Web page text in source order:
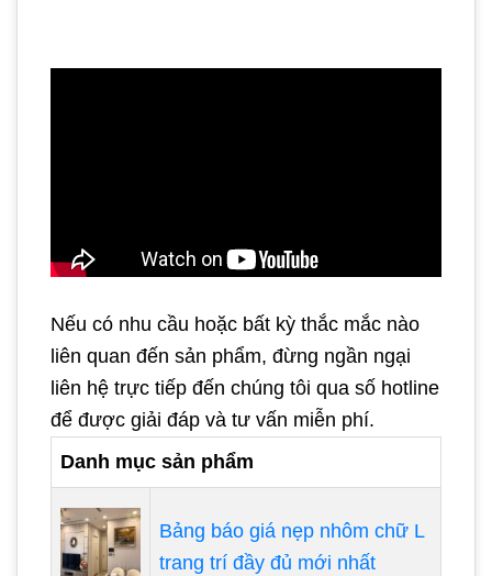
Nếu có nhu cầu hoặc bất kỳ thắc mắc nào
liên quan đến sản phẩm, đừng ngần ngại
liên hệ trực tiếp đến chúng tôi qua số hotline
để được giải đáp và tư vấn miễn phí.
Danh mục sản phẩm
Bảng báo giá nẹp nhôm chữ L
trang trí đầy đủ mới nhất